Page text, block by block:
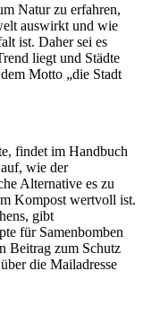
Natur zu erfahren,
auswirkt und wie
ist. Daher sei es
liegt und Städte
Motto „die Stadt
findet im Handbuch
wie der
Alternative es zu
Kompost wertvoll ist.
gibt
für Samenbomben
Beitrag zum Schutz
die Mailadresse